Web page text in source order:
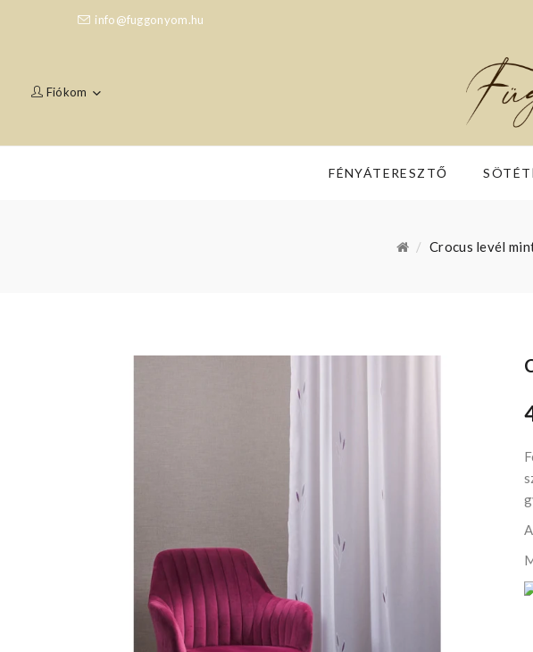
info@fuggonyom.hu
Fiókom
FÉNYÁTERESZTŐ
Crocus levél